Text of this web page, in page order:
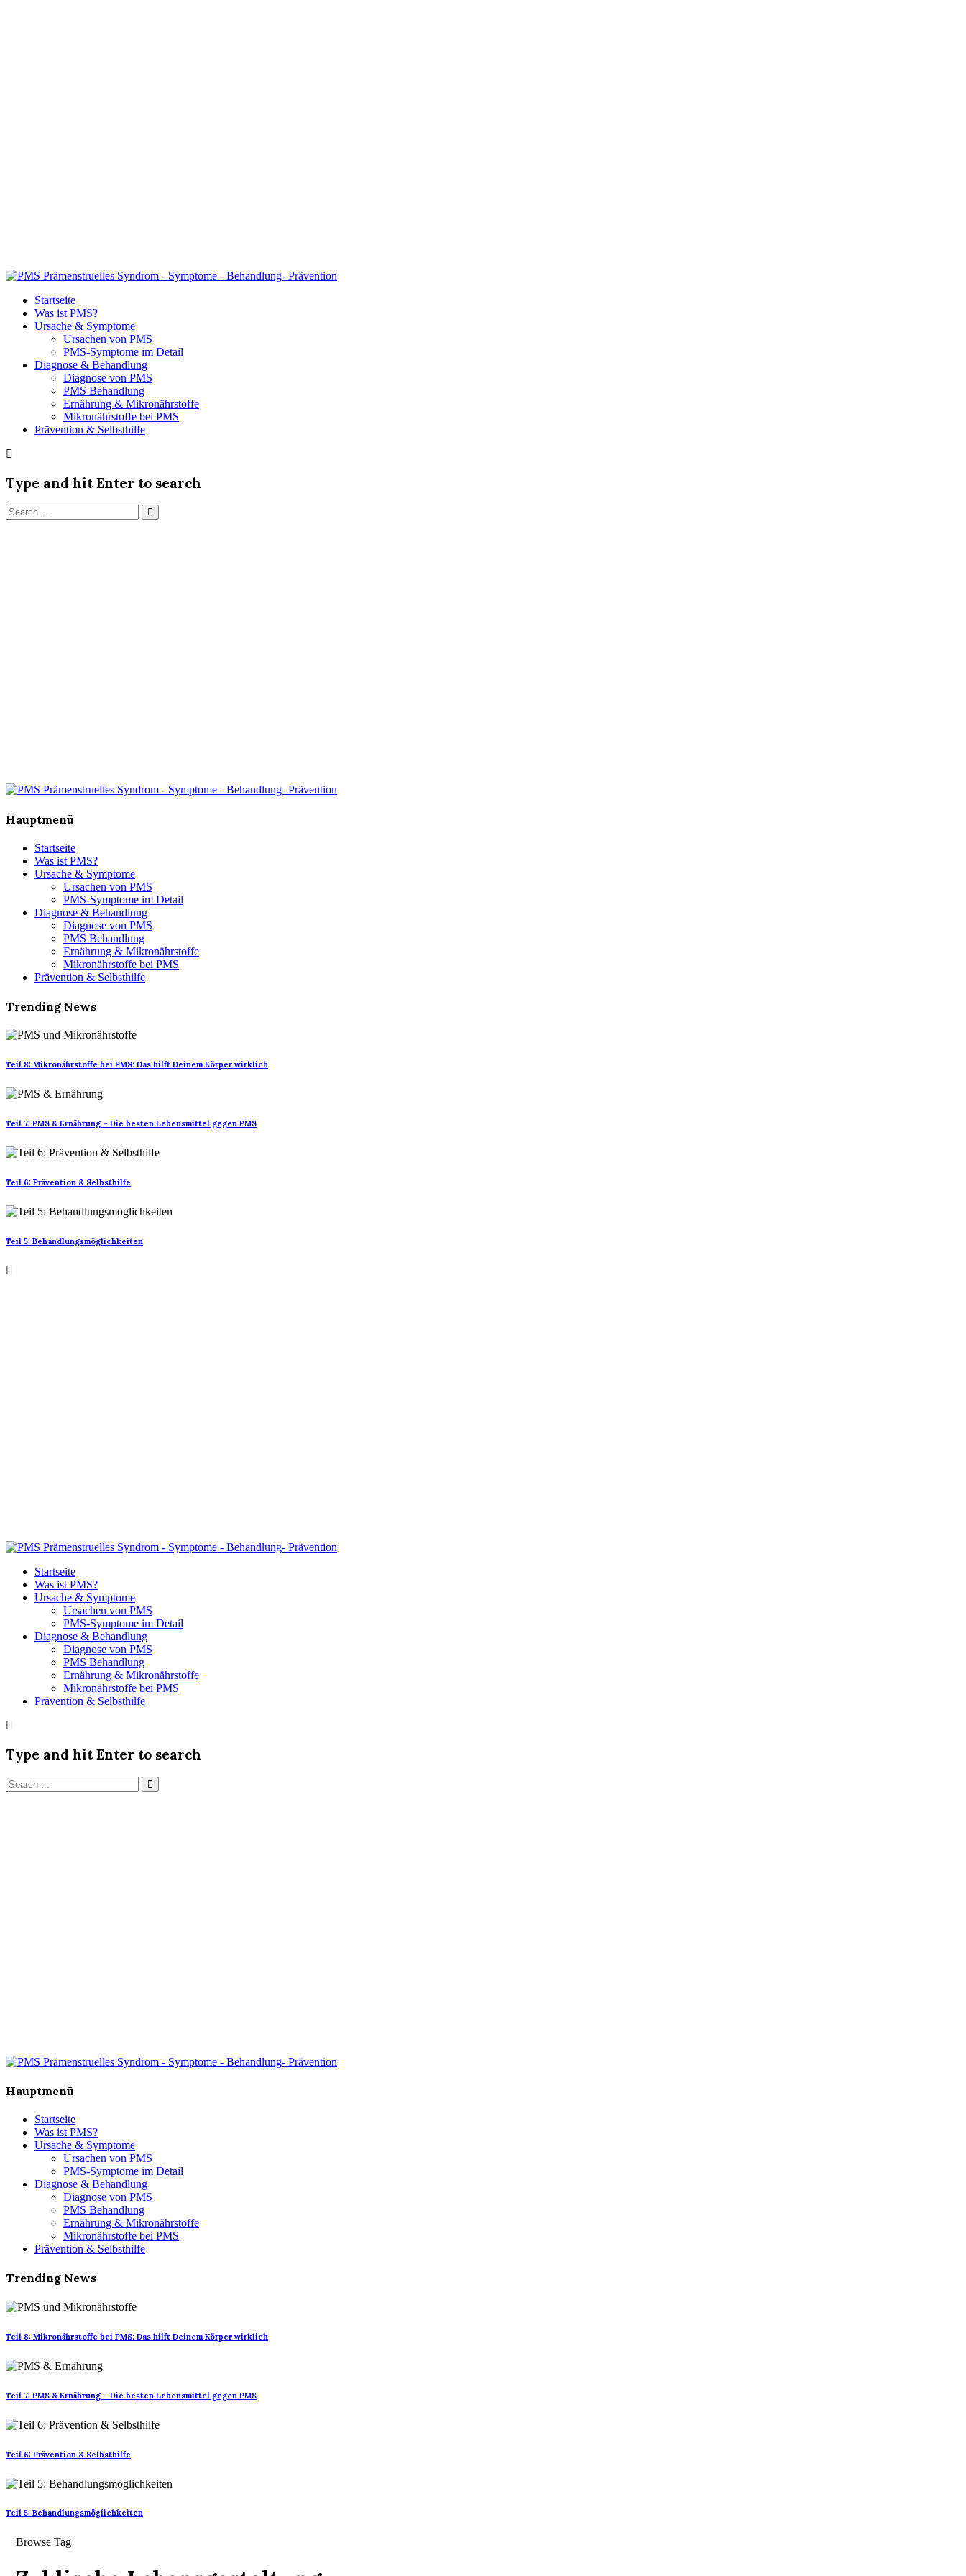
Startseite
Was ist PMS?
Ursache & Symptome
Ursachen von PMS
PMS-Symptome im Detail
Diagnose & Behandlung
Diagnose von PMS
PMS Behandlung
Ernährung & Mikronährstoffe
Mikronährstoffe bei PMS
Prävention & Selbsthilfe
Type and hit Enter to search
Hauptmenü
Startseite
Was ist PMS?
Ursache & Symptome
Ursachen von PMS
PMS-Symptome im Detail
Diagnose & Behandlung
Diagnose von PMS
PMS Behandlung
Ernährung & Mikronährstoffe
Mikronährstoffe bei PMS
Prävention & Selbsthilfe
Trending News
Teil 8: Mikronährstoffe bei PMS: Das hilft Deinem Körper wirklich
Teil 7: PMS & Ernährung – Die besten Lebensmittel gegen PMS
Teil 6: Prävention & Selbsthilfe
Teil 5: Behandlungsmöglichkeiten
Startseite
Was ist PMS?
Ursache & Symptome
Ursachen von PMS
PMS-Symptome im Detail
Diagnose & Behandlung
Diagnose von PMS
PMS Behandlung
Ernährung & Mikronährstoffe
Mikronährstoffe bei PMS
Prävention & Selbsthilfe
Type and hit Enter to search
Hauptmenü
Startseite
Was ist PMS?
Ursache & Symptome
Ursachen von PMS
PMS-Symptome im Detail
Diagnose & Behandlung
Diagnose von PMS
PMS Behandlung
Ernährung & Mikronährstoffe
Mikronährstoffe bei PMS
Prävention & Selbsthilfe
Trending News
Teil 8: Mikronährstoffe bei PMS: Das hilft Deinem Körper wirklich
Teil 7: PMS & Ernährung – Die besten Lebensmittel gegen PMS
Teil 6: Prävention & Selbsthilfe
Teil 5: Behandlungsmöglichkeiten
Browse Tag